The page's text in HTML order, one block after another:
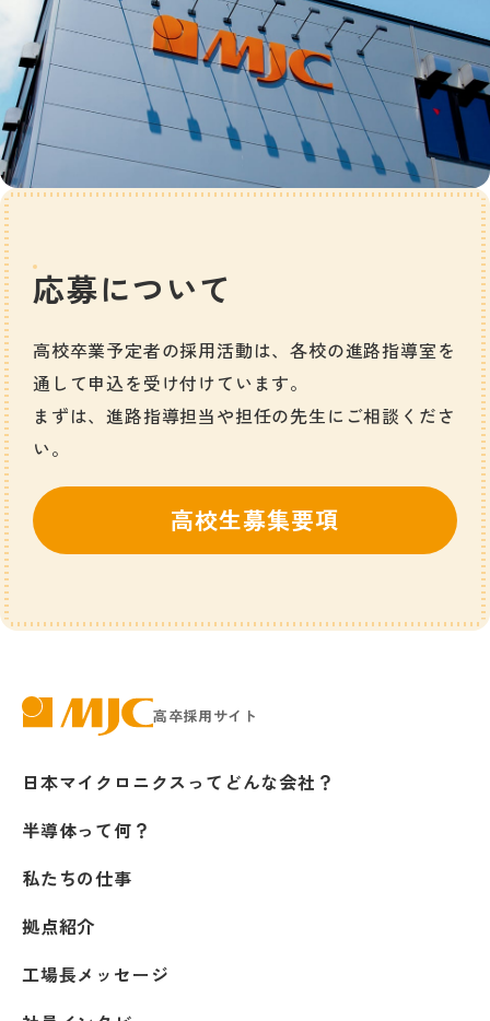
応募について
高校卒業予定者の採用活動は、各校の進路指導室を
通して申込を受け付けています。
まずは、進路指導担当や担任の先生にご相談くださ
い。
高校生募集要項
株式会社日本マイクロニクス
高卒採用サイト
日本マイクロニクスってどんな会社？
半導体って何？
私たちの仕事
拠点紹介
工場長メッセージ